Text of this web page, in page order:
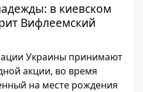
в киевском
Вифлеемский
Украины принимают
акции, во время
на месте рождения